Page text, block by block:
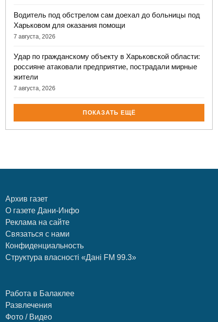
Водитель под обстрелом сам доехал до больницы под
Харьковом для оказания помощи
7 августа, 2026
Удар по гражданскому объекту в Харьковской области:
россияне атаковали предприятие, пострадали мирные
жители
7 августа, 2026
ПОКАЗАТЬ ЕЩЁ
Архив газет
О газете Дани-Инфо
Реклама на сайте
Связаться с нами
Конфиденциальность
Структура власності «Дані FM 99.3»
Работа в Балаклее
Развлечения
Фото / Видео